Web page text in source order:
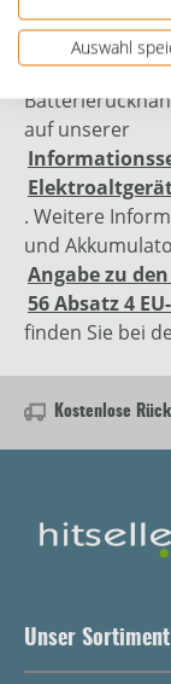
Genauere
auf unserer
. Weitere
und
Angabe zu
56 Absatz 4
finden Sie bei
Kostenlose
Unser Sortiment
Auswahl